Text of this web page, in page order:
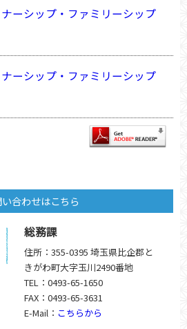
ーシップ・ファミリーシップ
ーシップ・ファミリーシップ
合わせはこちら
総務課
住所：355-0395 埼玉県比企郡と
きがわ町大字玉川2490番地
TEL：0493-65-1650
FAX：0493-65-3631
E-Mail： こちらから